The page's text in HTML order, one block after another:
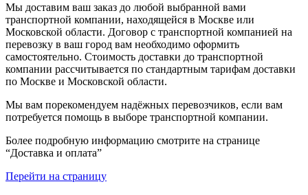
Мы доставим ваш заказ до любой выбранной вами
транспортной компании, находящейся в Москве или
Московской области. Договор с транспортной компанией на
перевозку в ваш город вам необходимо оформить
самостоятельно. Стоимость доставки до транспортной
компании рассчитывается по стандартным тарифам доставки
по Москве и Московской области.
Мы вам порекомендуем надёжных перевозчиков, если вам
потребуется помощь в выборе транспортной компании.
Более подробную информацию смотрите на странице
“Доставка и оплата”
Перейти на страницу